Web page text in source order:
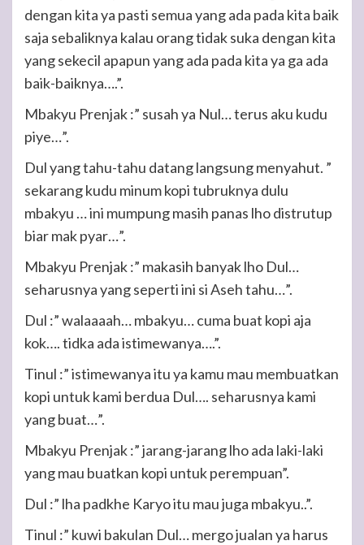
dengan kita ya pasti semua yang ada pada kita baik
saja sebaliknya kalau orang tidak suka dengan kita
yang sekecil apapun yang ada pada kita ya ga ada
baik-baiknya….”.
Mbakyu Prenjak :” susah ya Nul… terus aku kudu
piye…”.
Dul yang tahu-tahu datang langsung menyahut. ”
sekarang kudu minum kopi tubruknya dulu
mbakyu … ini mumpung masih panas lho distrutup
biar mak pyar…”.
Mbakyu Prenjak :” makasih banyak lho Dul…
seharusnya yang seperti ini si Aseh tahu…”.
Dul :” walaaaah… mbakyu… cuma buat kopi aja
kok…. tidka ada istimewanya….”.
Tinul :” istimewanya itu ya kamu mau membuatkan
kopi untuk kami berdua Dul…. seharusnya kami
yang buat…”.
Mbakyu Prenjak :” jarang-jarang lho ada laki-laki
yang mau buatkan kopi untuk perempuan”.
Dul :” lha padkhe Karyo itu mau juga mbakyu..”.
Tinul :” kuwi bakulan Dul… mergo jualan ya harus